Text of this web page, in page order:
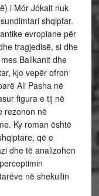
i Mór Jókait nuk
shqiptar.
evropiane për
tragjedisë, si dhe
Ballkanit dhe
kjo vepër ofron
Ali Pasha në
figura e tij në
rezonon në
Ky roman është
që e
dhe të analizohen
në shekullin